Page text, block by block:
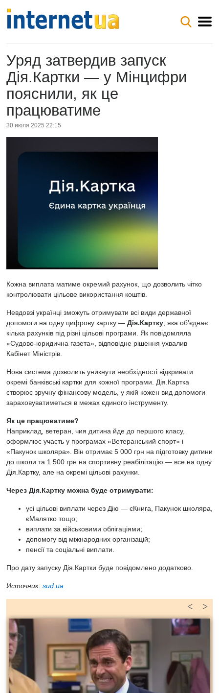
Уряд затвердив запуск
Дія.Картки — у Мінцифри
пояснили, як це
працюватиме
30 июля 2025 22:15
Кожна виплата матиме окремий рахунок, що дозволить чітко
контролювати цільове використання коштів.
Невдовзі українці зможуть отримувати всі види державної
допомоги на одну цифрову картку — Дія.Картку , яка об’єднає
кілька рахунків під різні цільові програми. Як повідомляла
«Судово-юридична газета», відповідне рішення ухвалив
Кабінет Міністрів.
Нова система дозволить уникнути необхідності відкривати
окремі банківські картки для кожної програми. Дія.Картка
створює зручну фінансову модель, у якій кожен вид допомоги
зараховуватиметься в межах єдиного інструменту.
Як це працюватиме?
Наприклад, ветеран, чия дитина йде до першого класу,
оформлює участь у програмах «Ветеранський спорт» і
«Пакунок школяра». Він отримає 5 000 грн на підготовку дитини
до школи та 1 500 грн на спортивну реабілітацію — все на одну
Дія.Картку, але на окремі цільові рахунки.
Через Дія.Картку можна буде отримувати:
усі цільові виплати через Дію — єКнига, Пакунок школяра,
єМалятко тощо;
виплати за військовими облігаціями;
допомогу від міжнародних організацій;
пенсії та соціальні виплати.
Про дату запуску Дія.Картки буде повідомлено додатково.
Источник: sud.ua
>
<